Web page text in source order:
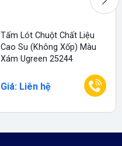
Tấm Lót Chuột Chất Liệu
Cao Su (không Xốp) Màu
Xám Ugreen 25244
Giá: Liên hệ